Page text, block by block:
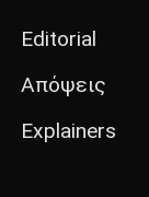
Editorial
Απόψεις
Explainers